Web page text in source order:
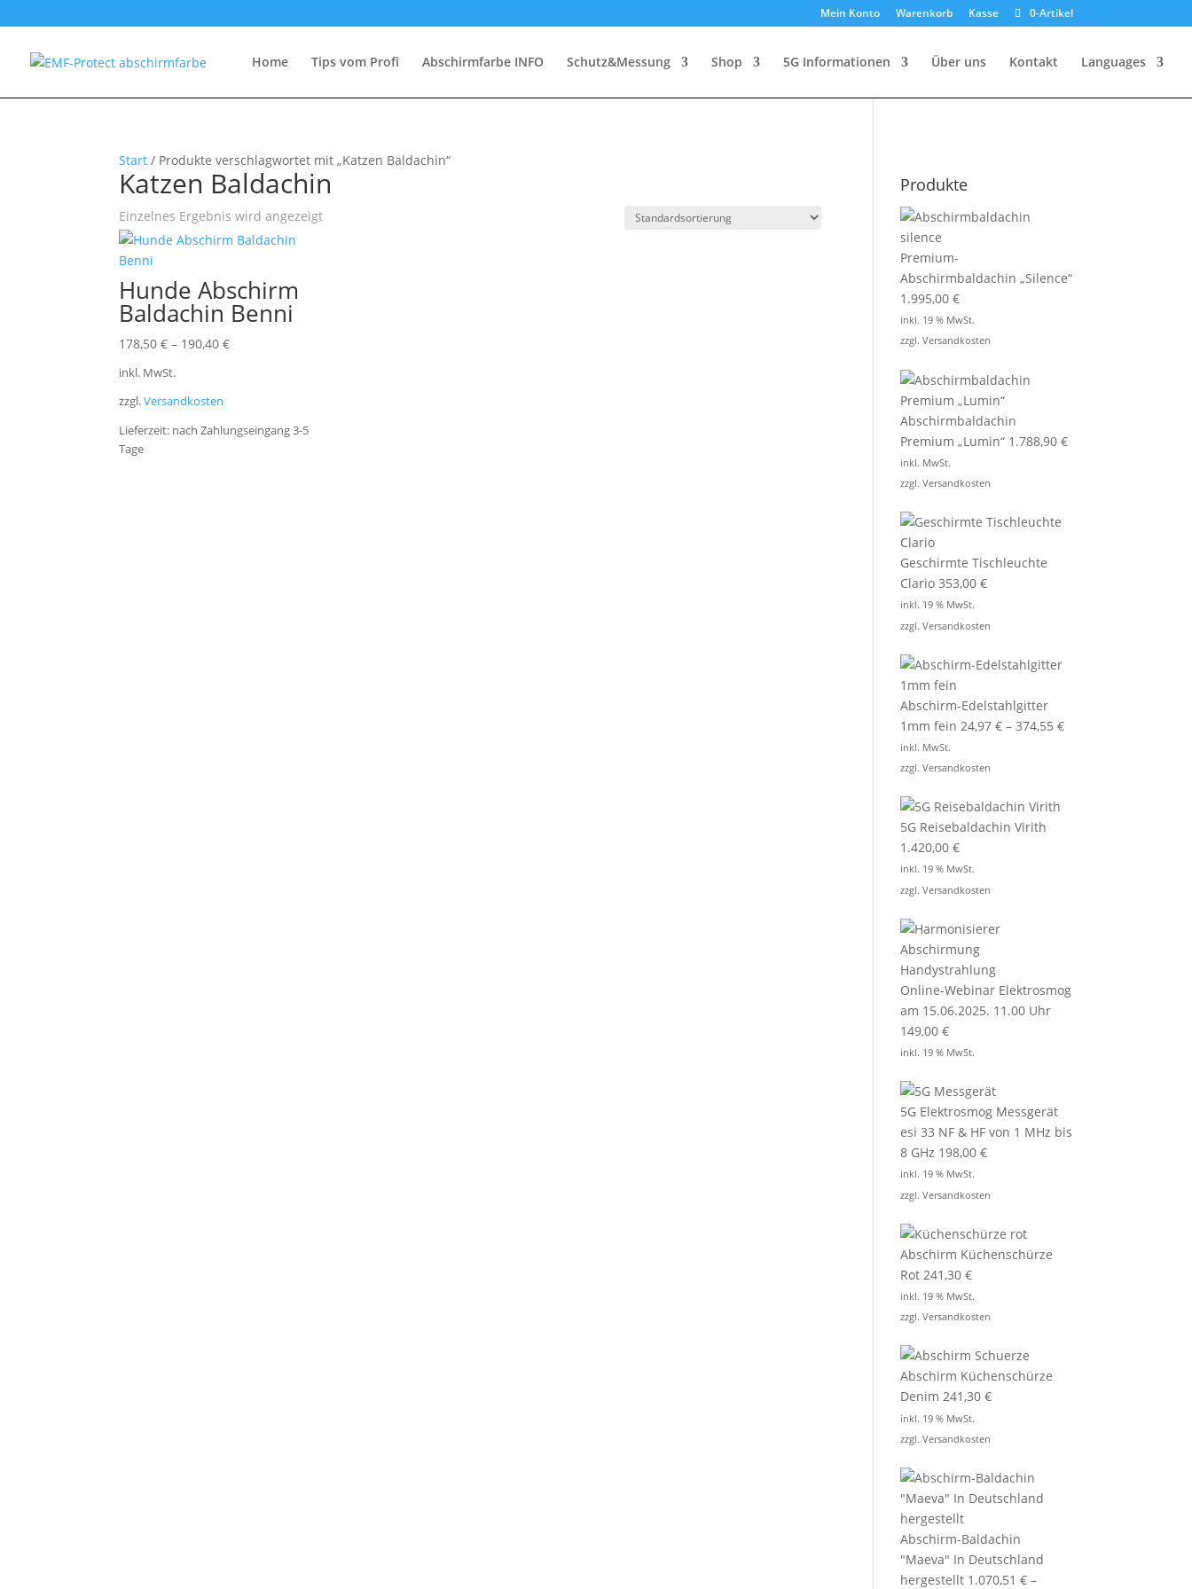
Mein Konto Warenkorb Kasse 0-Artikel
Home Tips vom Profi Abschirmfarbe INFO Schutz&Messung Shop 5G Informationen Über uns Kontakt Languages
Start / Produkte verschlagwortet mit „Katzen Baldachin“
Katzen Baldachin
Einzelnes Ergebnis wird angezeigt
Hunde Abschirm
Baldachin Benni
178,50€ – 190,40€
inkl. MwSt.
zzgl.Versandkosten
Lieferzeit: nach Zahlungseingang 3-5
Tage
Produkte
Premium-
Abschirmbaldachin „Silence“
1.995,00€
inkl. 19 % MwSt.
zzgl.Versandkosten
Abschirmbaldachin
Premium „Lumin“ 1.788,90€
inkl. MwSt.
zzgl.Versandkosten
Geschirmte Tischleuchte
Clario 353,00€
inkl. 19 % MwSt.
zzgl.Versandkosten
Abschirm-Edelstahlgitter
1mm fein 24,97€ –374,55€
inkl. MwSt.
zzgl.Versandkosten
5G Reisebaldachin Virith
1.420,00€
inkl. 19 % MwSt.
zzgl.Versandkosten
Online-Webinar Elektrosmog
am 15.06.2025. 11.00 Uhr
149,00€
inkl. 19 % MwSt.
5G Elektrosmog Messgerät
esi 33 NF & HF von 1 MHz bis
8 GHz 198,00€
inkl. 19 % MwSt.
zzgl.Versandkosten
Abschirm Küchenschürze
Rot 241,30€
inkl. 19 % MwSt.
zzgl.Versandkosten
Abschirm Küchenschürze
Denim 241,30€
inkl. 19 % MwSt.
zzgl.Versandkosten
Abschirm-Baldachin
"Maeva" In Deutschland
hergestellt 1.070,51€ –